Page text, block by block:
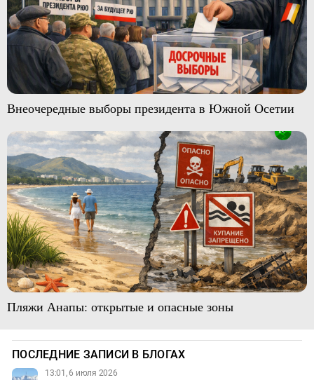
Внеочередные выборы президента в Южной Осетии
Пляжи Анапы: открытые и опасные зоны
ПОСЛЕДНИЕ ЗАПИСИ В БЛОГАХ
13:01, 6 июля 2026